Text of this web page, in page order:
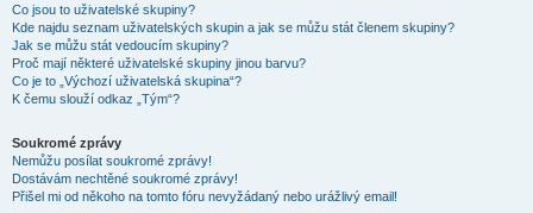
Co jsou to uživatelské skupiny?
Kde najdu seznam uživatelských skupin a jak se můžu stát členem skupiny?
Jak se můžu stát vedoucím skupiny?
Proč mají některé uživatelské skupiny jinou barvu?
Co je to „Výchozí uživatelská skupina“?
K čemu slouží odkaz „Tým“?
Soukromé zprávy
Nemůžu posílat soukromé zprávy!
Dostávám nechtěné soukromé zprávy!
Přišel mi od někoho na tomto fóru nevyžádaný nebo urážlivý email!